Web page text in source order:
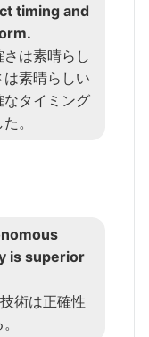
timing and
は素晴らし
は素晴らしい
なタイミング
。
is superior
術は正確性